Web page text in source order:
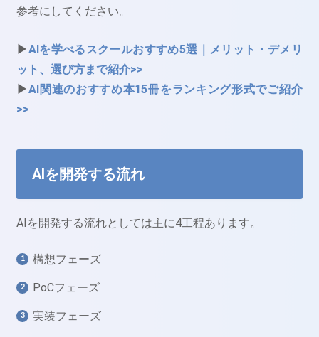
参考にしてください。
▶AIを学べるスクールおすすめ5選｜メリット・デメリ
ット、選び方まで紹介>>
▶AI関連のおすすめ本15冊をランキング形式でご紹介
>>
AIを開発する流れ
AIを開発する流れとしては主に4工程あります。
構想フェーズ
PoCフェーズ
実装フェーズ